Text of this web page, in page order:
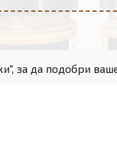
за да подобри